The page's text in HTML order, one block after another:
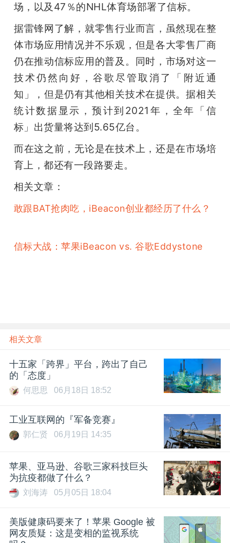
场，以及47％的NHL体育场部署了信标。
据雷锋网了解，就零售行业而言，虽然现在整
体市场应用情况并不乐观，但是各大零售厂商
仍在推动信标应用的普及。同时，市场对这一
技术仍然向好，谷歌尽管取消了「附近通
知」，但是仍有其他相关技术在提供。据相关
统计数据显示，预计到2021年，全年「信
标」出货量将达到5.65亿台。
而在这之前，无论是在技术上，还是在市场培
育上，都还有一段路要走。
相关文章：
敢跟BAT抢肉吃，iBeacon创业都经历了什么？
信标大战：苹果iBeacon vs. 谷歌Eddystone
相关文章
十五家「跨界」平台，跨出了自己
的「态度」
何思思 06月18日 18:52
工业互联网的『军备竞赛』
郭仁贤 06月19日 14:35
苹果、亚马逊、谷歌三家科技巨头
为抗疫都做了什么？
刘海涛 05月05日 18:04
美版健康码要来了！苹果 Google 被
网友质疑：这是变相的监视系统